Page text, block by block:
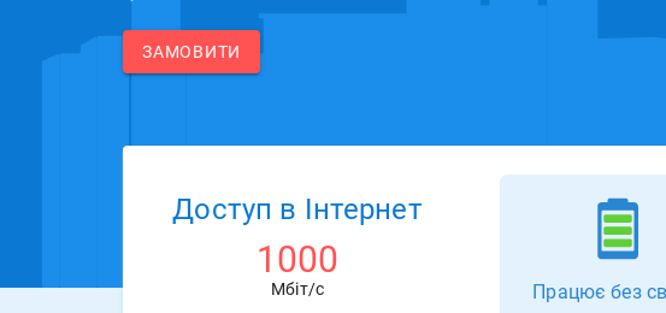
ЗАМОВИТИ
Доступ в Інтернет
1000
Мбіт/с Працює без